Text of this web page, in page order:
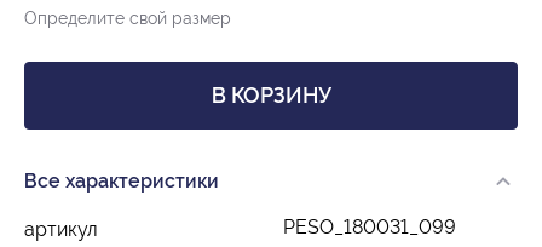
Определите свой размер
В КОРЗИНУ
Все характеристики
артикул
PESO_180031_099